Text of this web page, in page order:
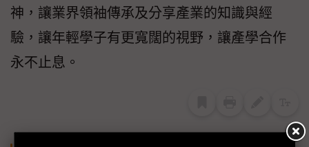
神，讓業界領袖傳承及分享產業的知識與經
驗，讓年輕學子有更寬闊的視野，讓產學合作
永不止息。